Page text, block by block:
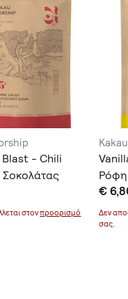
- Chili
στονπροορισμό
€
Δεν
σας.